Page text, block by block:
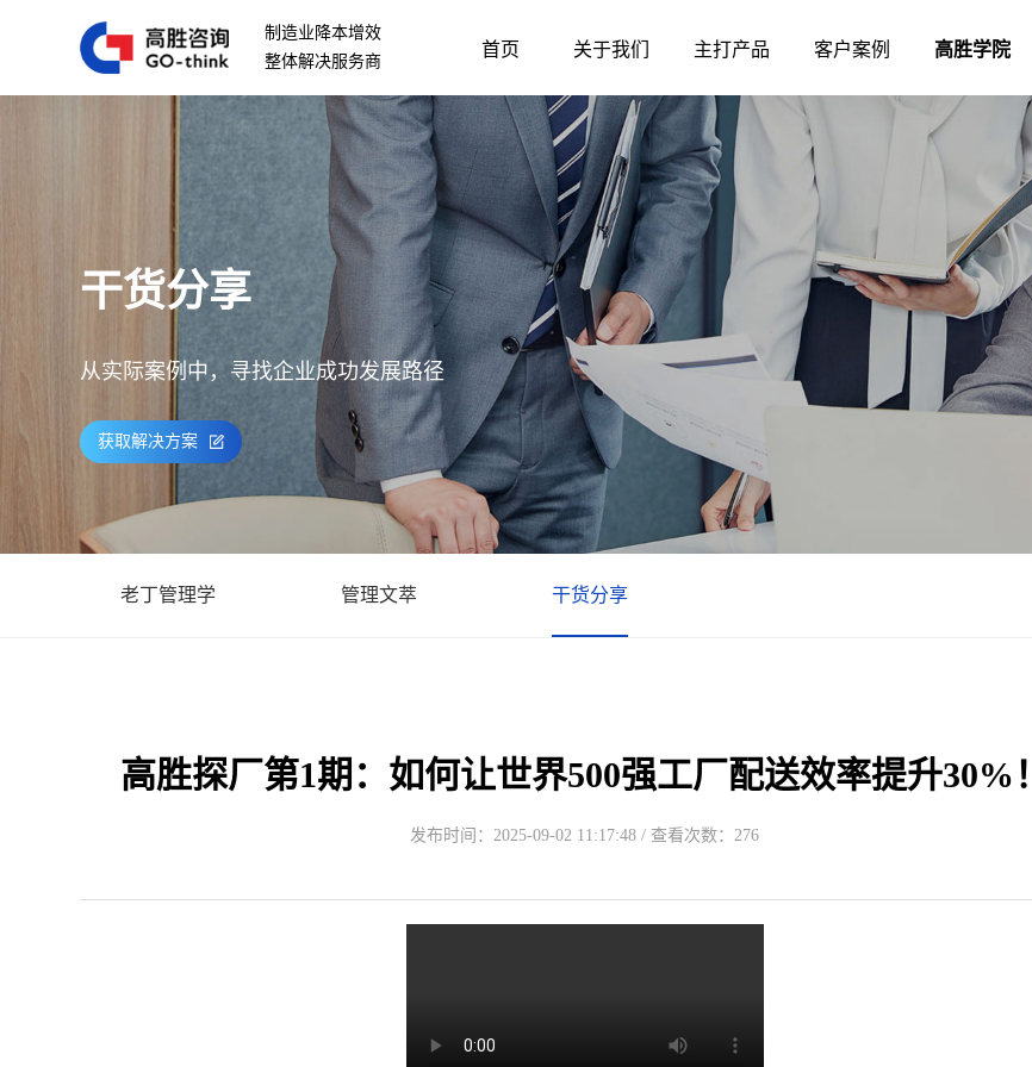
制造业降本增效
整体解决服务商
首页 关于我们 主打产品 客户案例 高胜学院
干货分享
从实际案例中，寻找企业成功发展路径
获取解决方案
老丁管理学 管理文萃 干货分享
高胜探厂第1期：如何让世界500强工厂配送效率提升30%！
发布时间：2025-09-02 11:17:48 / 查看次数：276